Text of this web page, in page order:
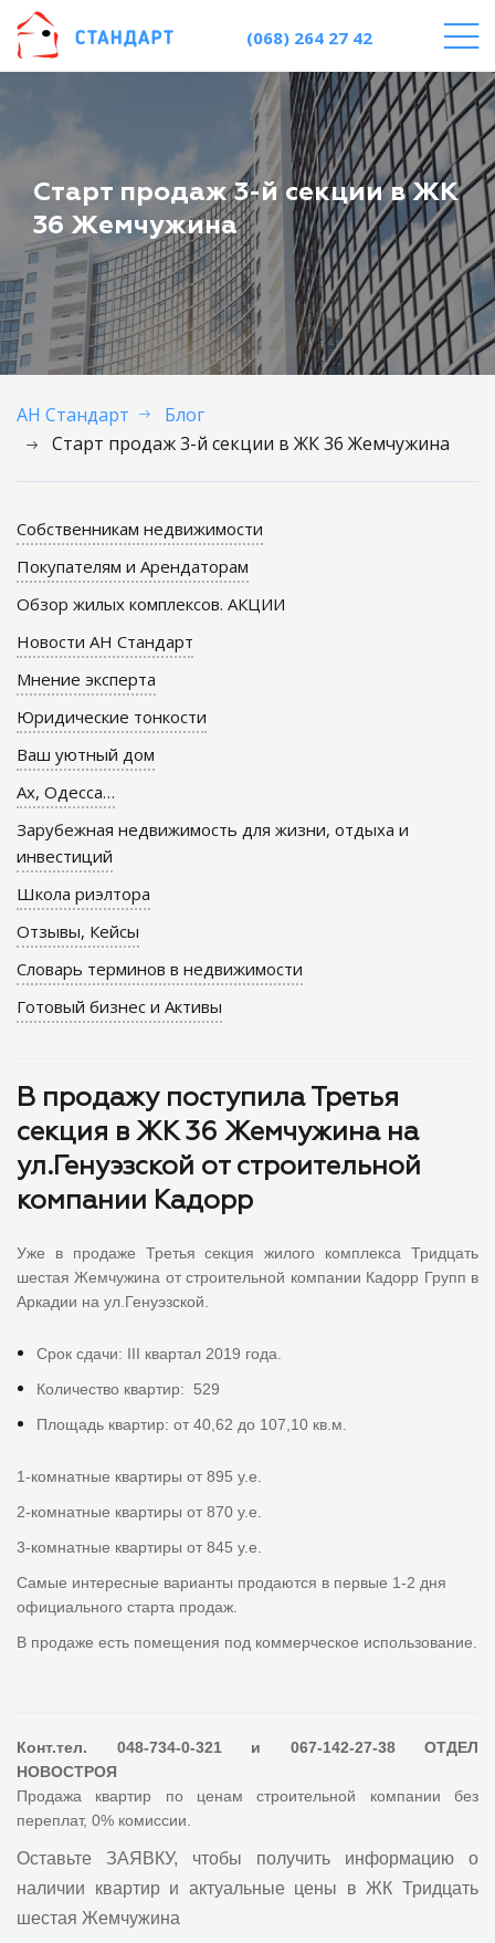
(068) 264 27 42
Старт продаж 3-й секции в ЖК
36 Жемчужина
АН Стандарт
Блог
Старт продаж 3-й секции в ЖК 36 Жемчужина
Собственникам недвижимости
Покупателям и Арендаторам
Обзор жилых комплексов. АКЦИИ
Новости АН Стандарт
Мнение эксперта
Юридические тонкости
Ваш уютный дом
Ах, Одесса…
Зарубежная недвижимость для жизни, отдыха и
инвестиций
Школа риэлтора
Отзывы, Кейсы
Словарь терминов в недвижимости
Готовый бизнес и Активы
В продажу поступила Третья
секция в ЖК 36 Жемчужина на
ул.Генуэзской от строительной
компании Кадорр
Уже в продаже Третья секция жилого комплекса Тридцать
шестая Жемчужина от строительной компании Кадорр Групп в
Аркадии на ул.Генуэзской.
Срок сдачи: III квартал 2019 года.
Количество квартир: 529
Площадь квартир: от 40,62 до 107,10 кв.м.
1-комнатные квартиры от 895 у.е.
2-комнатные квартиры от 870 у.е.
3-комнатные квартиры от 845 у.е.
Самые интересные варианты продаются в первые 1-2 дня
официального старта продаж.
В продаже есть помещения под коммерческое использование.
Конт.тел. 048-734-0-321 и 067-142-27-38 ОТДЕЛ
НОВОСТРОЯ
Продажа квартир по ценам строительной компании без
переплат, 0% комиссии.
Оставьте ЗАЯВКУ, чтобы получить информацию о
наличии квартир и актуальные цены в ЖК Тридцать
шестая Жемчужина